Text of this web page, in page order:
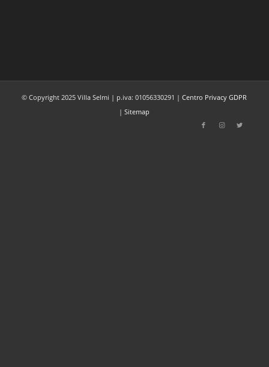
© Copyright 2025 Villa Selmi | p.iva: 01056330291 |Centro Privacy GDPR
|Sitemap